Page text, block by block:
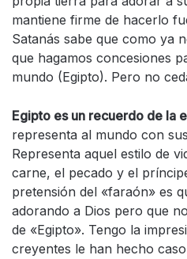
mantiene firme de hacerlo
Satanás sabe que como ya
que hagamos concesiones
mundo (Egipto). Pero no
Egipto es un recuerdo de la
representa al mundo con
Representa aquel estilo de
carne, el pecado y el
pretensión del «faraón» es
adorando a Dios pero que
de «Egipto». Tengo la
creyentes le han hecho